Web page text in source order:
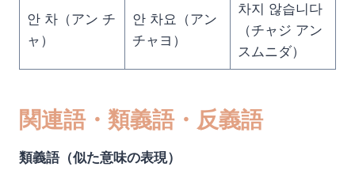
안 차（アン チ
ャ）
안 차요（アン
チャヨ）
차지 않습니다
（チャジ アン
スムニダ）
関連語・類義語・反義語
類義語（似た意味の表現）